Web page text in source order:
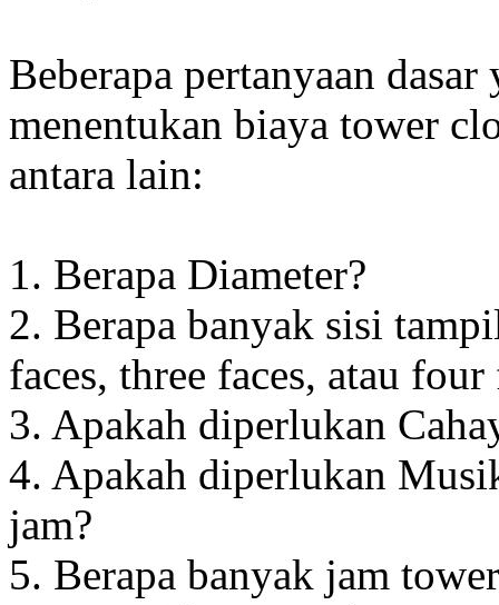
Beberapa pertanyaan
menentukan biaya tower
antara lain:
1. Berapa Diameter?
2. Berapa banyak sisi
faces, three faces, atau four
3. Apakah diperlukan
4. Apakah diperlukan
jam?
5. Berapa banyak jam